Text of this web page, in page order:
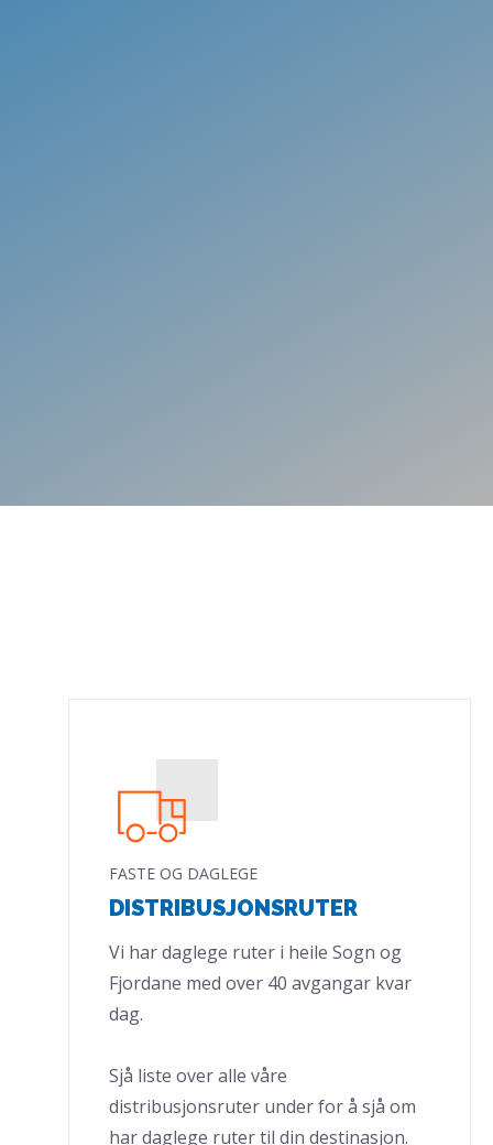
FASTE OG DAGLEGE
DISTRIBUSJONSRUTER
Vi har daglege ruter i heile Sogn og
Fjordane med over 40 avgangar kvar
dag.
Sjå liste over alle våre
distribusjonsruter under for å sjå om
har daglege ruter til din destinasjon.